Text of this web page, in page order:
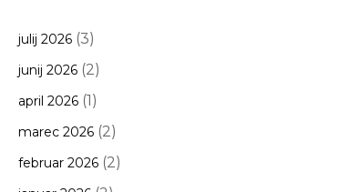
julij 2026(3)
junij 2026(2)
april 2026(1)
marec 2026(2)
februar 2026(2)